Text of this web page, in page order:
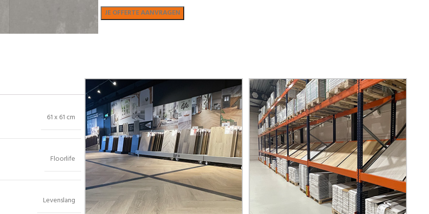
61 x 61 cm
Floorlife
Levenslang